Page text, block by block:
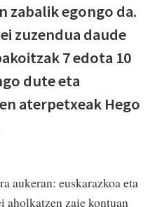
zabalik egongo da.
zuzendua daude
7 edota 10
dute eta
aterpetxeak Hego
aukeran: euskarazkoa eta
aholkatzen zaie kontuan